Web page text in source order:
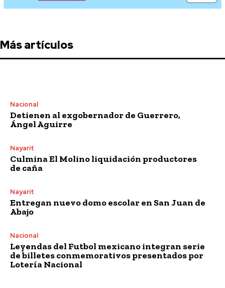
Más artículos
Nacional
Detienen al exgobernador de Guerrero,
Ángel Aguirre
Nayarit
Culmina El Molino liquidación productores
de caña
Nayarit
Entregan nuevo domo escolar en San Juan de
Abajo
Nacional
Leyendas del Futbol mexicano integran serie
de billetes conmemorativos presentados por
Lotería Nacional